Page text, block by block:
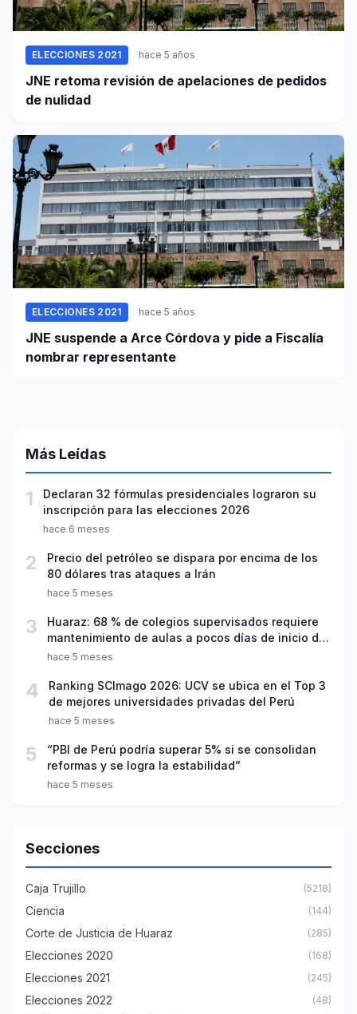
ELECCIONES 2021 hace 5 años
JNE retoma revisión de apelaciones de pedidos
de nulidad
ELECCIONES 2021 hace 5 años
JNE suspende a Arce Córdova y pide a Fiscalía
nombrar representante
Más Leídas
1
Declaran 32 fórmulas presidenciales lograron su
inscripción para las elecciones 2026
hace 6 meses
2
Precio del petróleo se dispara por encima de los
80 dólares tras ataques a Irán
hace 5 meses
3
Huaraz: 68 % de colegios supervisados requiere
mantenimiento de aulas a pocos días de inicio del
año escolar 2026
hace 5 meses
4
Ranking SCImago 2026: UCV se ubica en el Top 3
de mejores universidades privadas del Perú
hace 5 meses
5
“PBI de Perú podría superar 5% si se consolidan
reformas y se logra la estabilidad”
hace 5 meses
Secciones
Caja Trujillo (5218)
Ciencia (144)
Corte de Justicia de Huaraz (285)
Elecciones 2020 (168)
Elecciones 2021 (245)
Elecciones 2022 (48)